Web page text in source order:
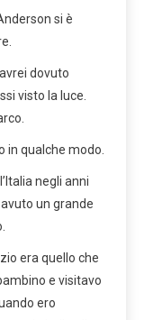
si è
dovuto
visto la luce.
in qualche modo.
negli anni
un grande
era quello che
e visitavo
ero